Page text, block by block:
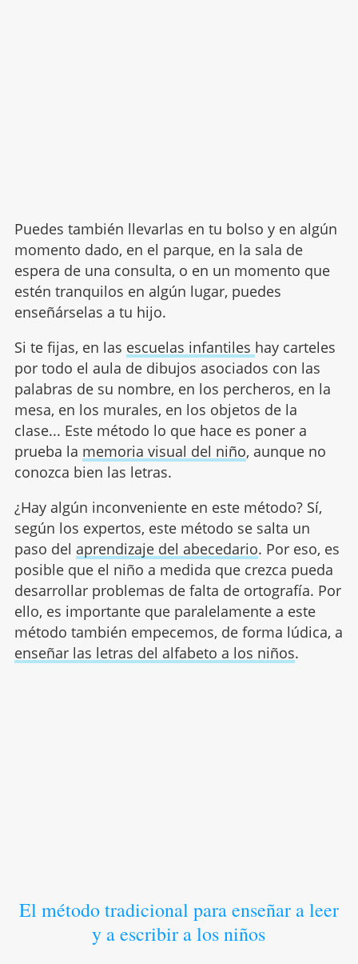
Puedes también llevarlas en tu bolso y en algún
momento dado, en el parque, en la sala de
espera de una consulta, o en un momento que
estén tranquilos en algún lugar, puedes
enseñárselas a tu hijo.
Si te fijas, en las escuelas infantiles hay carteles
por todo el aula de dibujos asociados con las
palabras de su nombre, en los percheros, en la
mesa, en los murales, en los objetos de la
clase... Este método lo que hace es poner a
prueba la memoria visual del niño, aunque no
conozca bien las letras.
¿Hay algún inconveniente en este método? Sí,
según los expertos, este método se salta un
paso del aprendizaje del abecedario. Por eso, es
posible que el niño a medida que crezca pueda
desarrollar problemas de falta de ortografía. Por
ello, es importante que paralelamente a este
método también empecemos, de forma lúdica, a
enseñar las letras del alfabeto a los niños.
El método tradicional para enseñar a leer
y a escribir a los niños